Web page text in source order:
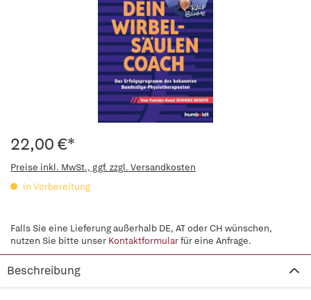
22,00 €*
Preise inkl. MwSt., ggf. zzgl. Versandkosten
in Vorbereitung
Falls Sie eine Lieferung außerhalb DE, AT oder CH wünschen,
nutzen Sie bitte unser Kontaktformularfür eine Anfrage.
Beschreibung